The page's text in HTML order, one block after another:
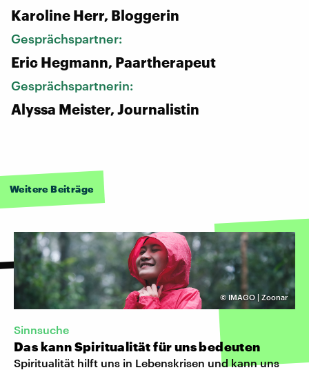
Karoline Herr, Bloggerin
Gesprächspartner:
Eric Hegmann, Paartherapeut
Gesprächspartnerin:
Alyssa Meister, Journalistin
Weitere Beiträge
© IMAGO | Zoonar
Sinnsuche
Das kann Spiritualität für uns bedeuten
Spiritualität hilft uns in Lebenskrisen und kann uns